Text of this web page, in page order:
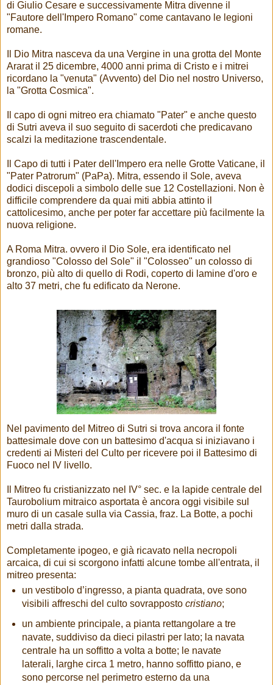
di Giulio Cesare e successivamente Mitra divenne il
"Fautore dell'Impero Romano" come cantavano le legioni
romane.
Il Dio Mitra nasceva da una Vergine in una grotta del Monte
Ararat il 25 dicembre, 4000 anni prima di Cristo e i mitrei
ricordano la "venuta" (Avvento) del Dio nel nostro Universo,
la "Grotta Cosmica".
Il capo di ogni mitreo era chiamato "Pater" e anche questo
di Sutri aveva il suo seguito di sacerdoti che predicavano
scalzi la meditazione trascendentale.
Il Capo di tutti i Pater dell'Impero era nelle Grotte Vaticane, il
"Pater Patrorum" (PaPa). Mitra, essendo il Sole, aveva
dodici discepoli a simbolo delle sue 12 Costellazioni. Non è
difficile comprendere da quai miti abbia attinto il
cattolicesimo, anche per poter far accettare più facilmente la
nuova religione.
A Roma Mitra. ovvero il Dio Sole, era identificato nel
grandioso "Colosso del Sole" il "Colosseo" un colosso di
bronzo, più alto di quello di Rodi, coperto di lamine d'oro e
alto 37 metri, che fu edificato da Nerone.
Nel pavimento del Mitreo di Sutri si trova ancora il fonte
battesimale dove con un battesimo d'acqua si iniziavano i
credenti ai Misteri del Culto per ricevere poi il Battesimo di
Fuoco nel IV livello.
Il Mitreo fu cristianizzato nel IV° sec. e la lapide centrale del
Taurobolium mitraico asportata è ancora oggi visibile sul
muro di un casale sulla via Cassia, fraz. La Botte, a pochi
metri dalla strada.
Completamente ipogeo, e già ricavato nella necropoli
arcaica, di cui si scorgono infatti alcune tombe all'entrata, il
mitreo presenta:
un vestibolo d’ingresso, a pianta quadrata, ove sono
visibili affreschi del culto sovrapposto cristiano;
un ambiente principale, a pianta rettangolare a tre
navate, suddiviso da dieci pilastri per lato; la navata
centrale ha un soffitto a volta a botte; le navate
laterali, larghe circa 1 metro, hanno soffitto piano, e
sono percorse nel perimetro esterno da una